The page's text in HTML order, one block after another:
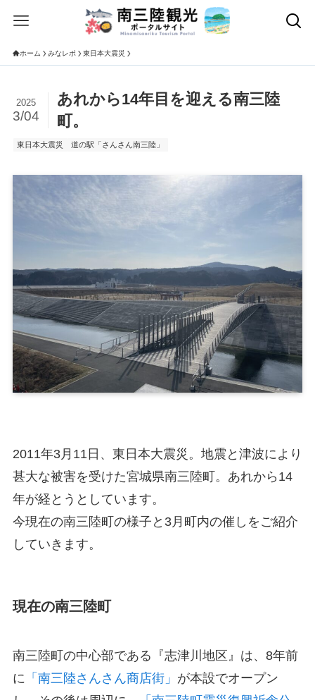
ホーム みなレポ 東日本大震災
あれから14年目を迎える南三陸
町。
2025
3/04
東日本大震災 道の駅「さんさん南三陸」
2011年3月11日、東日本大震災。地震と津波により
甚大な被害を受けた宮城県南三陸町。あれから14
年が経とうとしています。
今現在の南三陸町の様子と3月町内の催しをご紹介
していきます。
現在の南三陸町
南三陸町の中心部である『志津川地区』は、8年前
に 「南三陸さんさん商店街」 が本設でオープン